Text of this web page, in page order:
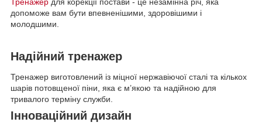
допоможе вам бути впевненішими, здоровішими і
молодшими.
Надійний тренажер
Тренажер виготовлений із міцної нержавіючої сталі та кількох
шарів потовщеної піни, яка є м’якою та надійною для
тривалого терміну служби.
Інноваційний дизайн